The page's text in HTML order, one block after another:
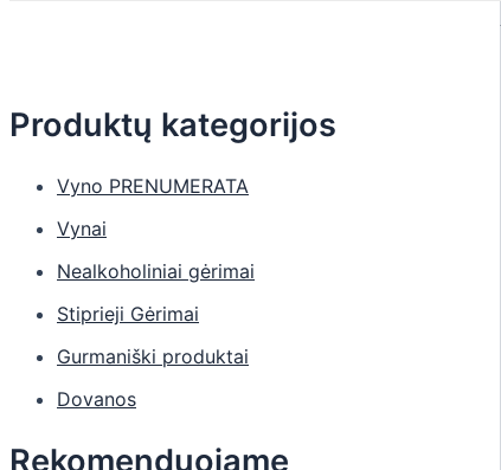
Produktų kategorijos
Vyno PRENUMERATA
Vynai
Nealkoholiniai gėrimai
Stiprieji Gėrimai
Gurmaniški produktai
Dovanos
Rekomenduojame